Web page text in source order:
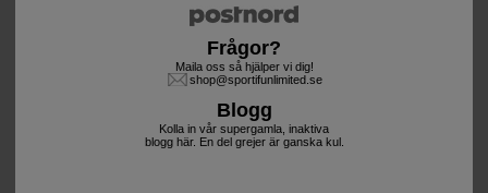
Frågor?
Maila oss så hjälper vi dig!
shop@sportifunlimited.se
Blogg
Kolla in vår supergamla, inaktiva
blogg här. En del grejer är ganska kul.